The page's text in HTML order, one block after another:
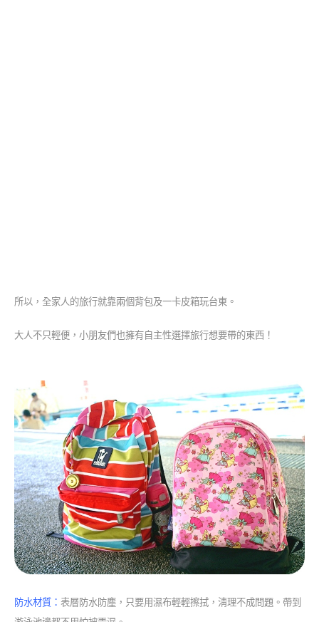
所以，全家人的旅行就靠兩個背包及一卡皮箱玩台東。
大人不只輕便，小朋友們也擁有自主性選擇旅行想要帶的東西！
防水材質： 表層防水防塵，只要用濕布輕輕擦拭，淸理不成問題。帶到